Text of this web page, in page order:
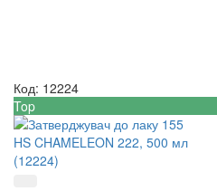
Код: 12224
Top